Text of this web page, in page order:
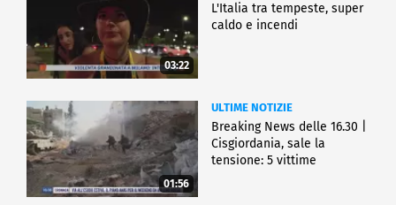
03:22
L'Italia tra tempeste, super
caldo e incendi
01:56
ULTIME NOTIZIE
Breaking News delle 16.30 |
Cisgiordania, sale la
tensione: 5 vittime